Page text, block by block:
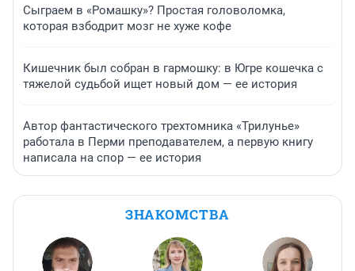
Сыграем в «Ромашку»? Простая головоломка,
которая взбодрит мозг не хуже кофе
Кишечник был собран в гармошку: в Югре кошечка с
тяжелой судьбой ищет новый дом — ее история
Автор фантастического трехтомника «Трилунье»
работала в Перми преподавателем, а первую книгу
написала на спор — ее история
ЗНАКОМСТВА